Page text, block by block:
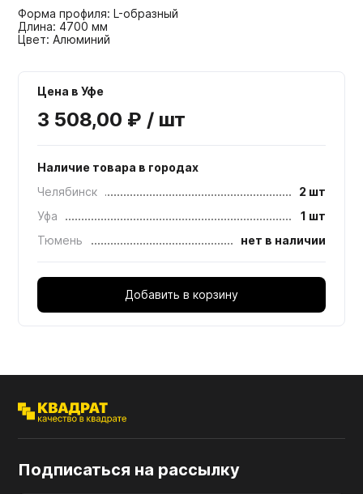
Форма профиля: L-образный
Длина: 4700 мм
Цвет: Алюминий
Цена в Уфе
3 508,00 ₽ / шт
Наличие товара в городах
Челябинск
2 шт
Уфа
1 шт
Тюмень
нет в наличии
Добавить в корзину
Подписаться на рассылку